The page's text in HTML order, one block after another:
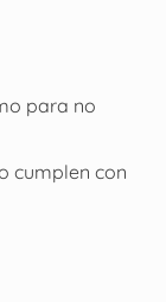
para no
cumplen con